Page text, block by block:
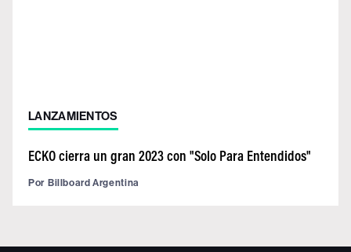
LANZAMIENTOS
ECKO cierra un gran 2023 con "Solo Para Entendidos"
Por Billboard Argentina